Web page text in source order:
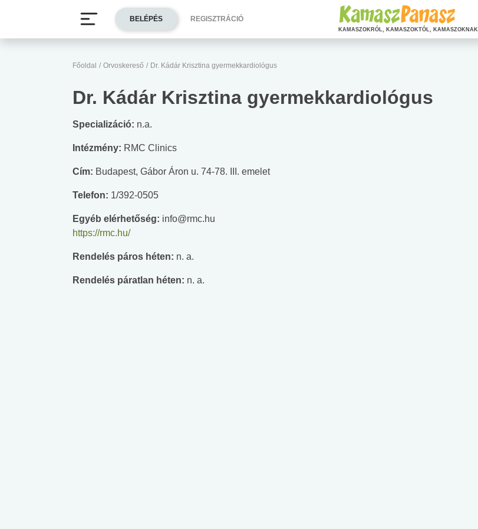
Főoldal / Orvoskereső / Dr. Kádár Krisztina gyermekkardiológus
Dr. Kádár Krisztina gyermekkardiológus
Specializáció: n.a.
Intézmény: RMC Clinics
Cím: Budapest, Gábor Áron u. 74-78. III. emelet
Telefon: 1/392-0505
Egyéb elérhetőség: info@rmc.hu
https://rmc.hu/
Rendelés páros héten: n. a.
Rendelés páratlan héten: n. a.
BELÉPÉS REGISZTRÁCIÓ
KAMASZOKRÓL, KAMASZOKTÓL, KAMASZOKNAK